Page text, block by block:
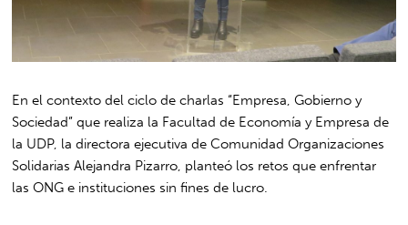
En el contexto del ciclo de charlas “Empresa, Gobierno y
Sociedad” que realiza la Facultad de Economía y Empresa de
la UDP, la directora ejecutiva de Comunidad Organizaciones
Solidarias Alejandra Pizarro, planteó los retos que enfrentar
las ONG e instituciones sin fines de lucro.